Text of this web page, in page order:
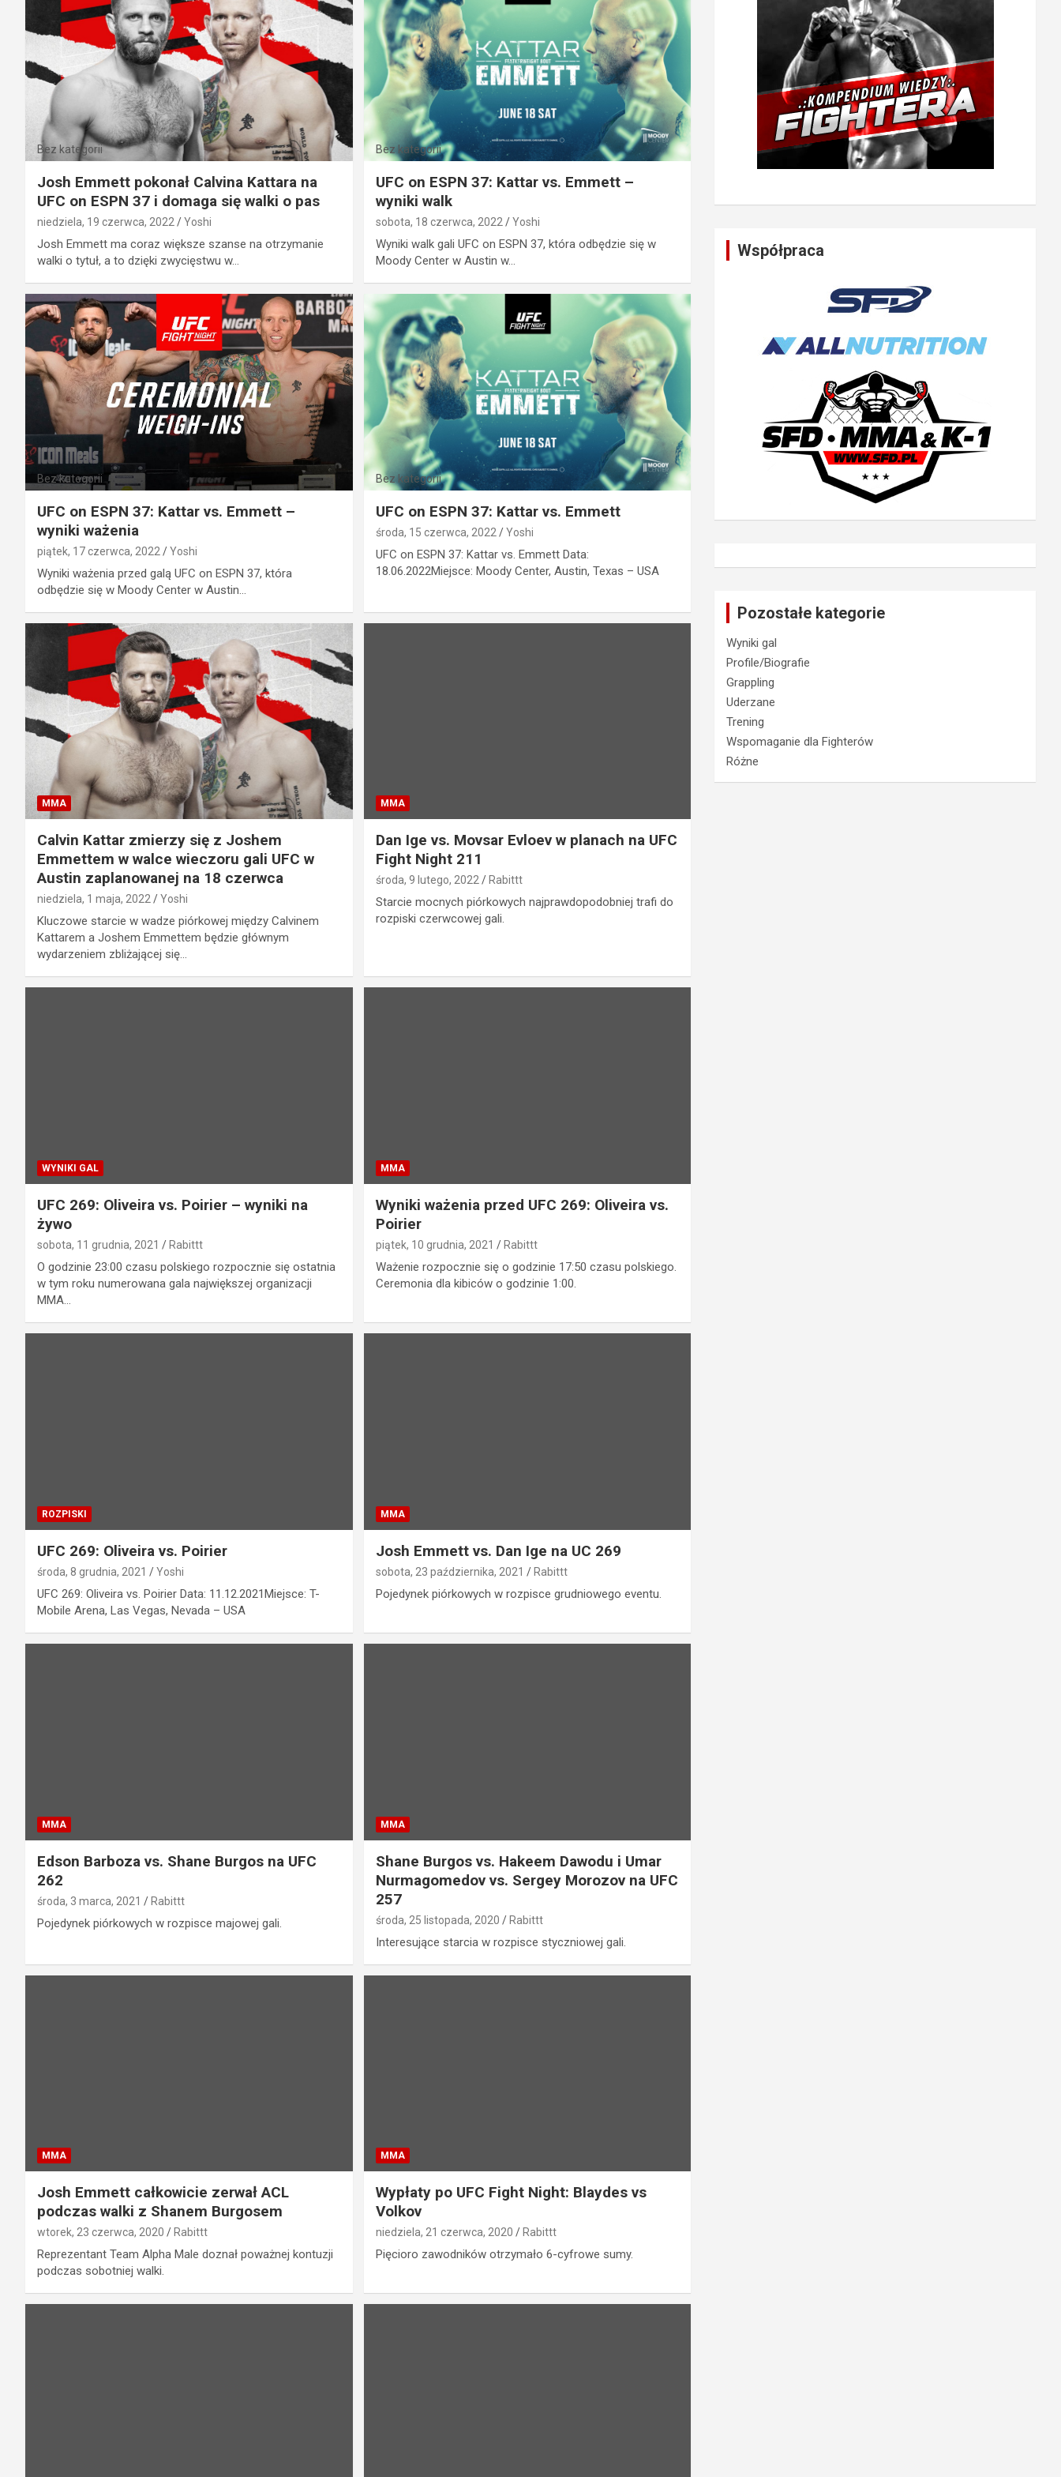
Bez kategorii
Josh Emmett pokonał Calvina Kattara na
UFC on ESPN 37 i domaga się walki o pas
niedziela, 19 czerwca, 2022 Yoshi
Josh Emmett ma coraz większe szanse na otrzymanie
walki o tytuł, a to dzięki zwycięstwu w…
Bez kategorii
UFC on ESPN 37: Kattar vs. Emmett –
wyniki walk
sobota, 18 czerwca, 2022 Yoshi
Wyniki walk gali UFC on ESPN 37, która odbędzie się w
Moody Center w Austin w…
Bez kategorii
UFC on ESPN 37: Kattar vs. Emmett –
wyniki ważenia
piątek, 17 czerwca, 2022 Yoshi
Wyniki ważenia przed galą UFC on ESPN 37, która
odbędzie się w Moody Center w Austin…
Bez kategorii
UFC on ESPN 37: Kattar vs. Emmett
środa, 15 czerwca, 2022 Yoshi
UFC on ESPN 37: Kattar vs. Emmett Data:
18.06.2022Miejsce: Moody Center, Austin, Texas – USA
MMA
Calvin Kattar zmierzy się z Joshem
Emmettem w walce wieczoru gali UFC w
Austin zaplanowanej na 18 czerwca
niedziela, 1 maja, 2022 Yoshi
Kluczowe starcie w wadze piórkowej między Calvinem
Kattarem a Joshem Emmettem będzie głównym
wydarzeniem zbliżającej się…
MMA
Dan Ige vs. Movsar Evloev w planach na UFC
Fight Night 211
środa, 9 lutego, 2022 Rabittt
Starcie mocnych piórkowych najprawdopodobniej trafi do
rozpiski czerwcowej gali.
WYNIKI GAL
UFC 269: Oliveira vs. Poirier – wyniki na
żywo
sobota, 11 grudnia, 2021 Rabittt
O godzinie 23:00 czasu polskiego rozpocznie się ostatnia
w tym roku numerowana gala największej organizacji
MMA…
MMA
Wyniki ważenia przed UFC 269: Oliveira vs.
Poirier
piątek, 10 grudnia, 2021 Rabittt
Ważenie rozpocznie się o godzinie 17:50 czasu polskiego.
Ceremonia dla kibiców o godzinie 1:00.
ROZPISKI
UFC 269: Oliveira vs. Poirier
środa, 8 grudnia, 2021 Yoshi
UFC 269: Oliveira vs. Poirier Data: 11.12.2021Miejsce: T-
Mobile Arena, Las Vegas, Nevada – USA
MMA
Josh Emmett vs. Dan Ige na UC 269
sobota, 23 października, 2021 Rabittt
Pojedynek piórkowych w rozpisce grudniowego eventu.
MMA
Edson Barboza vs. Shane Burgos na UFC
262
środa, 3 marca, 2021 Rabittt
Pojedynek piórkowych w rozpisce majowej gali.
MMA
Shane Burgos vs. Hakeem Dawodu i Umar
Nurmagomedov vs. Sergey Morozov na UFC
257
środa, 25 listopada, 2020 Rabittt
Interesujące starcia w rozpisce styczniowej gali.
MMA
Josh Emmett całkowicie zerwał ACL
podczas walki z Shanem Burgosem
wtorek, 23 czerwca, 2020 Rabittt
Reprezentant Team Alpha Male doznał poważnej kontuzji
podczas sobotniej walki.
MMA
Wypłaty po UFC Fight Night: Blaydes vs
Volkov
niedziela, 21 czerwca, 2020 Rabittt
Pięcioro zawodników otrzymało 6-cyfrowe sumy.
Współpraca
Pozostałe kategorie
Wyniki gal
Profile/Biografie
Grappling
Uderzane
Trening
Wspomaganie dla Fighterów
Różne